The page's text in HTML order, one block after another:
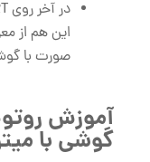
این هم از
صورت با
آموزش
گوشی با